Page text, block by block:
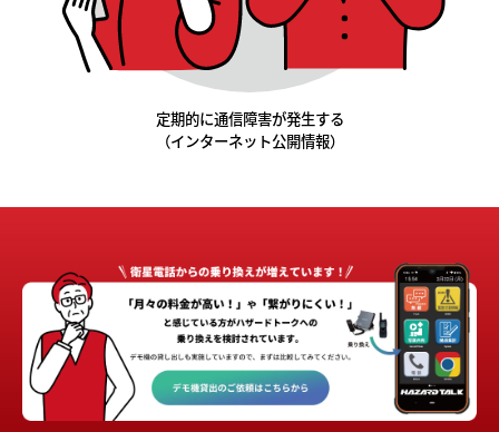
定期的に通信障害が発生する
（インターネット公開情報）